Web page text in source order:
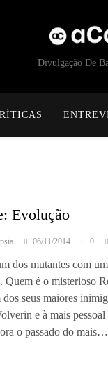
Divulgação De
Evolução
06/11/2014 0
dos mutantes com
Quem é o misterioso
seus maiores
e à mais pessoal
o passado do mais…